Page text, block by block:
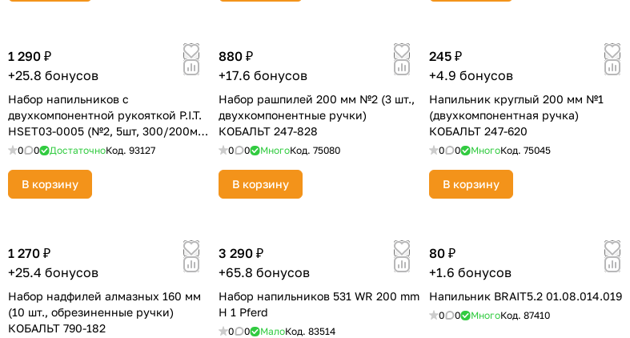
1 290 ₽
+25.8 бонусов
Набор напильников с
двухкомпонентной рукояткой P.I.T.
HSET03-0005 (№2, 5шт, 300/200мм,
2-я насечка)
0 0 ДостаточноКод. 93127
В корзину
880 ₽
+17.6 бонусов
Набор рашпилей 200 мм №2 (3 шт.,
двухкомпонентные ручки)
КОБАЛЬТ 247-828
0 0 МногоКод. 75080
В корзину
245 ₽
+4.9 бонусов
Напильник круглый 200 мм №1
(двухкомпонентная ручка)
КОБАЛЬТ 247-620
0 0 МногоКод. 75045
В корзину
1 270 ₽
+25.4 бонусов
Набор надфилей алмазных 160 мм
(10 шт., обрезиненные ручки)
КОБАЛЬТ 790-182
3 290 ₽
+65.8 бонусов
Набор напильников 531 WR 200 mm
H 1 Pferd
0 0 МалоКод. 83514
80 ₽
+1.6 бонусов
Напильник BRAIT5.2 01.08.014.019
0 0 МногоКод. 87410
8 800 302-02-51
plait.ru